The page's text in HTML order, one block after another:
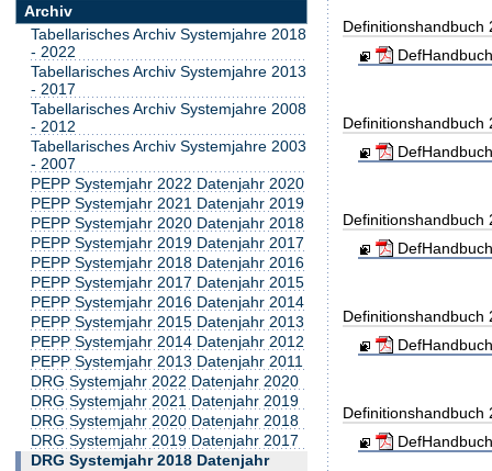
Definitionshandbuch
Definitionshandbuch
Definitionshandbuch
Definitionshandbuch
Definitionshandbuch
Archiv
Tabellarisches Archiv Systemjahre 2018
- 2022
Tabellarisches Archiv Systemjahre 2013
- 2017
Tabellarisches Archiv Systemjahre 2008
- 2012
Tabellarisches Archiv Systemjahre 2003
- 2007
PEPP Systemjahr 2022 Datenjahr 2020
PEPP Systemjahr 2021 Datenjahr 2019
PEPP Systemjahr 2020 Datenjahr 2018
PEPP Systemjahr 2019 Datenjahr 2017
PEPP Systemjahr 2018 Datenjahr 2016
PEPP Systemjahr 2017 Datenjahr 2015
PEPP Systemjahr 2016 Datenjahr 2014
PEPP Systemjahr 2015 Datenjahr 2013
PEPP Systemjahr 2014 Datenjahr 2012
PEPP Systemjahr 2013 Datenjahr 2011
DRG Systemjahr 2022 Datenjahr 2020
DRG Systemjahr 2021 Datenjahr 2019
DRG Systemjahr 2020 Datenjahr 2018
DRG Systemjahr 2019 Datenjahr 2017
DRG Systemjahr 2018 Datenjahr